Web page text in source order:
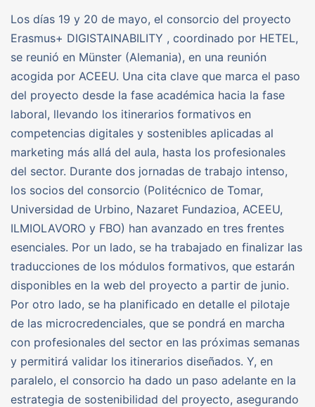
Los días 19 y 20 de mayo, el consorcio del proyecto
Erasmus+ DIGISTAINABILITY , coordinado por HETEL,
se reunió en Münster (Alemania), en una reunión
acogida por ACEEU. Una cita clave que marca el paso
del proyecto desde la fase académica hacia la fase
laboral, llevando los itinerarios formativos en
competencias digitales y sostenibles aplicadas al
marketing más allá del aula, hasta los profesionales
del sector. Durante dos jornadas de trabajo intenso,
los socios del consorcio (Politécnico de Tomar,
Universidad de Urbino, Nazaret Fundazioa, ACEEU,
ILMIOLAVORO y FBO) han avanzado en tres frentes
esenciales. Por un lado, se ha trabajado en finalizar las
traducciones de los módulos formativos, que estarán
disponibles en la web del proyecto a partir de junio.
Por otro lado, se ha planificado en detalle el pilotaje
de las microcredenciales, que se pondrá en marcha
con profesionales del sector en las próximas semanas
y permitirá validar los itinerarios diseñados. Y, en
paralelo, el consorcio ha dado un paso adelante en la
estrategia de sostenibilidad del proyecto, asegurando